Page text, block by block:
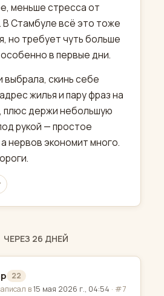
меньше стресса от
В Стамбуле всё это тоже
но требует чуть больше
в первые дни.
выбрала, скинь себе
жилья и пару фраз на
плюс держи небольшую
рукой — простое
нервов экономит много.
ЧЕРЕЗ 26 ДНЕЙ
22
в15 мая 2026 г., 04:54 · #7